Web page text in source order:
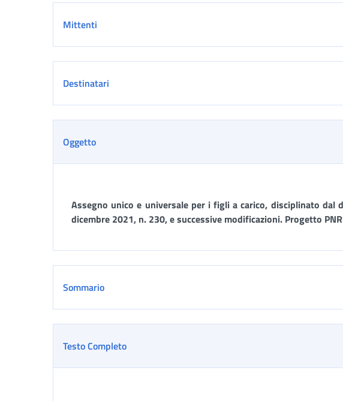
Mittenti
Destinatari
Oggetto
Assegno unico e universale per i figli a carico, disciplinato dal
dicembre 2021, n. 230, e successive modificazioni. Progetto
Sommario
Testo Completo